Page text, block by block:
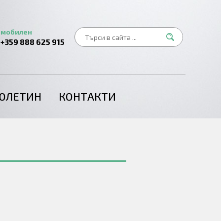
мобилен
+359 888 625 915
КОНТАКТИ